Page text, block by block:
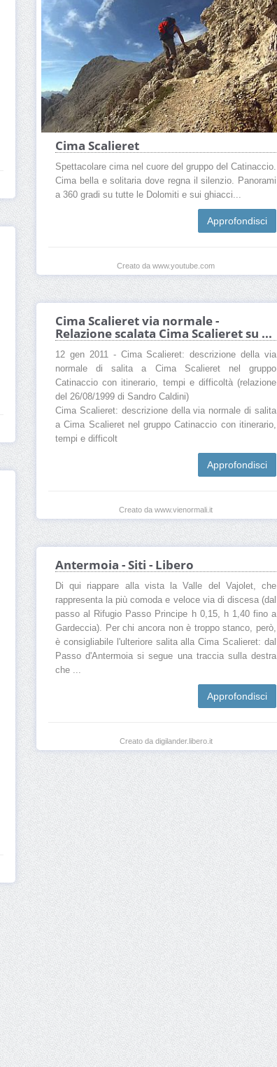
Cima Scalieret
Spettacolare cima nel cuore del gruppo del Catinaccio.
Cima bella e solitaria dove regna il silenzio. Panorami
a 360 gradi su tutte le Dolomiti e sui ghiacci...
Approfondisci
Creato da www.youtube.com
Cima Scalieret via normale -
Relazione scalata Cima Scalieret su ...
12 gen 2011 - Cima Scalieret: descrizione della via
normale di salita a Cima Scalieret nel gruppo
Catinaccio con itinerario, tempi e difficoltà (relazione
del 26/08/1999 di Sandro Caldini)
Cima Scalieret: descrizione della via normale di salita
a Cima Scalieret nel gruppo Catinaccio con itinerario,
tempi e difficolt
Approfondisci
Creato da www.vienormali.it
Antermoia - Siti - Libero
Di qui riappare alla vista la Valle del Vajolet, che
rappresenta la più comoda e veloce via di discesa (dal
passo al Rifugio Passo Principe h 0,15, h 1,40 fino a
Gardeccia). Per chi ancora non è troppo stanco, però,
è consigliabile l'ulteriore salita alla Cima Scalieret: dal
Passo d'Antermoia si segue una traccia sulla destra
che ...
Approfondisci
Creato da digilander.libero.it